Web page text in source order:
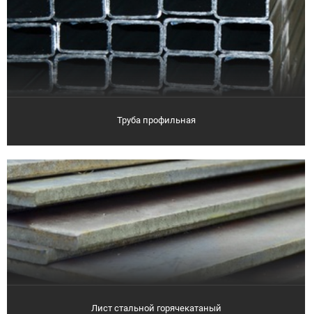
Труба профильная
Лист стальной горячекатаный